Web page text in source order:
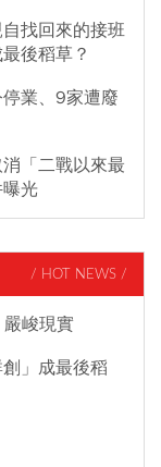
找回來的接班
後稻草？
業、9家遭廢
「二戰以來最
光
/ HOT NEWS /
峻現實
」成最後稻